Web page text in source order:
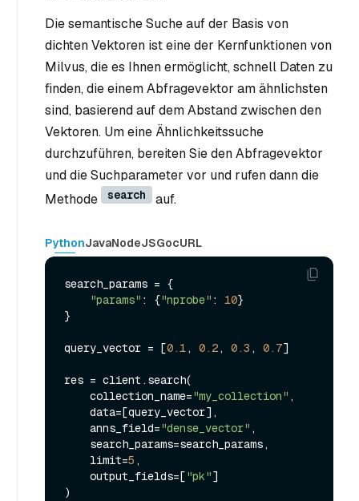
Die semantische Suche auf der Basis von
dichten Vektoren ist eine der Kernfunktionen von
Milvus, die es Ihnen ermöglicht, schnell Daten zu
finden, die einem Abfragevektor am ähnlichsten
sind, basierend auf dem Abstand zwischen den
Vektoren. Um eine Ähnlichkeitssuche
durchzuführen, bereiten Sie den Abfragevektor
und die Suchparameter vor und rufen dann die
Methode
search auf.
PythonJavaNodeJSGocURL
search_params = {
"params" : {"nprobe" : 10}
}
query_vector = [0.1, 0.2, 0.3 , 0.7]
res = client.search(
    collection_name=
"my_collection" ,
    anns_field=
"dense_vector" ,
    limit=
5 ,
    output_fields=[
"pk"]
)